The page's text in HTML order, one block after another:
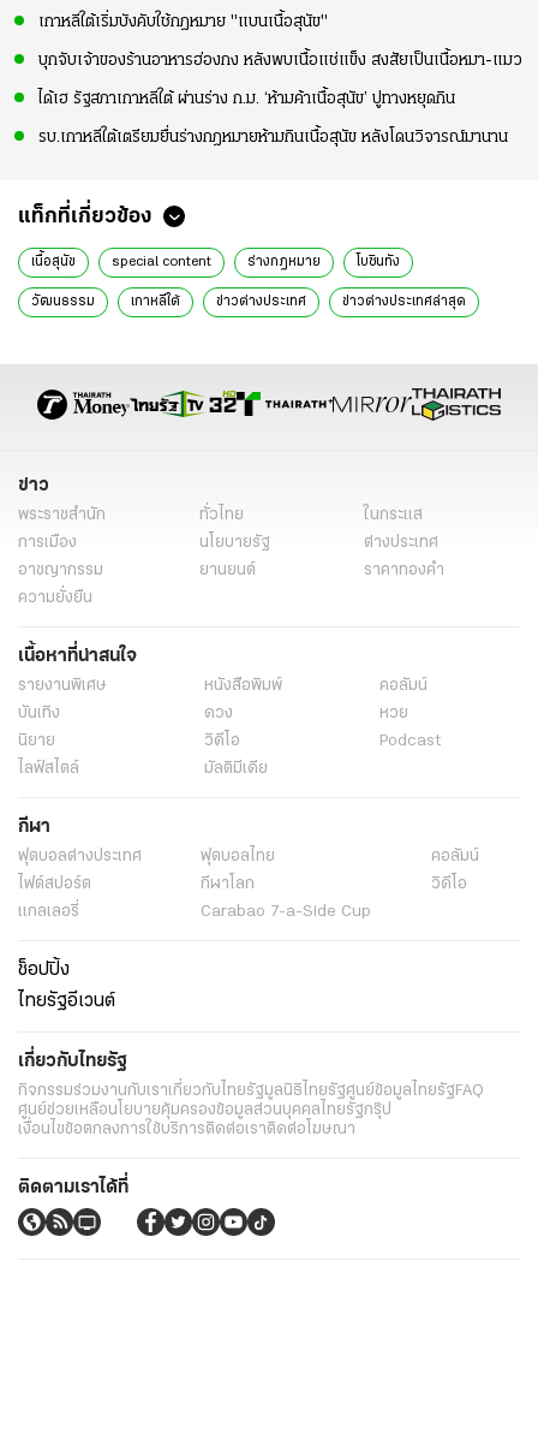
เกาหลีใต้เริ่มบังคับใช้กฎหมาย "แบนเนื้อสุนัข"
บุกจับเจ้าของร้านอาหารฮ่องกง หลังพบเนื้อแช่แข็ง สงสัยเป็นเนื้อหมา-แมว
ได้เฮ รัฐสภาเกาหลีใต้ ผ่านร่าง ก.ม. ‘ห้ามค้าเนื้อสุนัข’ ปูทางหยุดกิน
รบ.เกาหลีใต้เตรียมยื่นร่างกฎหมายห้ามกินเนื้อสุนัข หลังโดนวิจารณ์มานาน
แท็กที่เกี่ยวข้อง
เนื้อสุนัข special content ร่างกฎหมาย โบซินทัง
วัฒนธรรม เกาหลีใต้ ข่าวต่างประเทศ ข่าวต่างประเทศล่าสุด
ข่าว
พระราชสำนัก ทั่วไทย
ในกระแส
การเมือง
นโยบายรัฐ
ต่างประเทศ
อาชญากรรม
ยานยนต์
ราคาทองคำ
ความยั่งยืน
เนื้อหาที่น่าสนใจ
รายงานพิเศษ หนังสือพิมพ์
คอลัมน์
บันเทิง
ดวง
หวย
นิยาย
วิดีโอ
Podcast
ไลฟ์สไตล์
มัลติมีเดีย
กีฬา
ฟุตบอลต่่างประเทศ ฟุตบอลไทย
คอลัมน์
ไฟต์สปอร์ต
กีฬาโลก
วิดีโอ
แกลเลอรี่
Carabao 7-a-Side Cup
ช็อปปิ้ง
ไทยรัฐอีเวนต์
เกี่ยวกับไทยรัฐ
กิจกรรมร่วมงานกับเราเกี่ยวกับไทยรัฐมูลนิธิไทยรัฐศูนย์ข้อมูลไทยรัฐFAQ
ศูนย์ช่วยเหลือนโยบายคุ้มครองข้อมูลส่วนบุคคลไทยรัฐกรุ๊ป
เงื่อนไขข้อตกลงการใช้บริการติดต่อเราติดต่อโฆษณา
ติดตามเราได้ที่